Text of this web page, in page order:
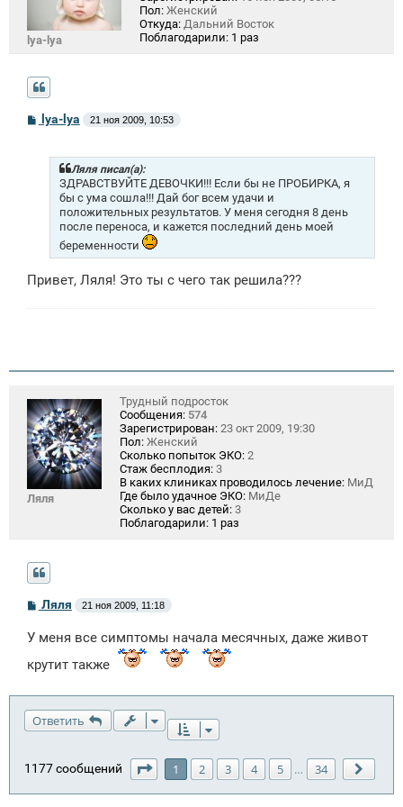
lya-lya
Пол: Женский
Откуда: Дальний Восток
Поблагодарили: 1 раз
С
о
lya-lya 21 ноя 2009, 10:53
Ляля писал(а):
ЗДРАВСТВУЙТЕ ДЕВОЧКИ!!! Если бы не ПРОБИРКА, я
бы с ума сошла!!! Дай бог всем удачи и
положительных результатов. У меня сегодня 8 день
после переноса, и кажется последний день моей
беременности
Привет, Ляля! Это ты с чего так решила???
Ляля
Трудный подросток
Сообщения: 574
Зарегистрирован: 23 окт 2009, 19:30
Пол: Женский
Сколько попыток ЭКО: 2
Стаж бесплодия: 3
В каких клиниках проводилось лечение: МиД
Где было удачное ЭКО: МиДе
Сколько у вас детей: 3
Поблагодарили: 1 раз
С
б
е
Ляля 21 ноя 2009, 11:18
У меня все симптомы начала месячных, даже живот
крутит также
Ответить
1177 сообщений Страница из
1 2 3 4 5 … 34